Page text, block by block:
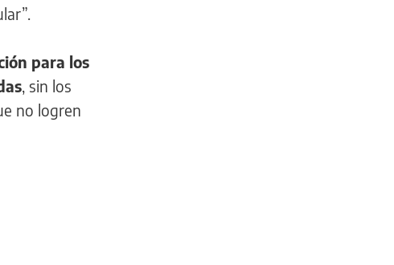
para los
, sin los
no logren